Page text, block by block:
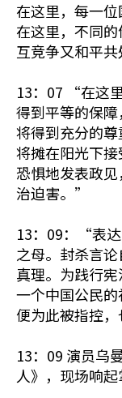
在这里，每一位
在这里，不同
互竞争又和平共
13：07 “在这
得到平等的保
将得到充分的
将摊在阳光下
恐惧地发表政
治迫害。”
13：09：“表
之母。封杀言
真理。为践行
一个中国公民
便为此被指控
13：09 演员乌
人》，现场响起